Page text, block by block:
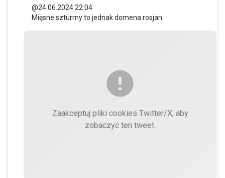
@24.06.2024 22:04
Mięsne szturmy to jednak domena rosjan.
Zaakceptuj pliki cookies Twitter/X, aby
zobaczyć ten tweet.